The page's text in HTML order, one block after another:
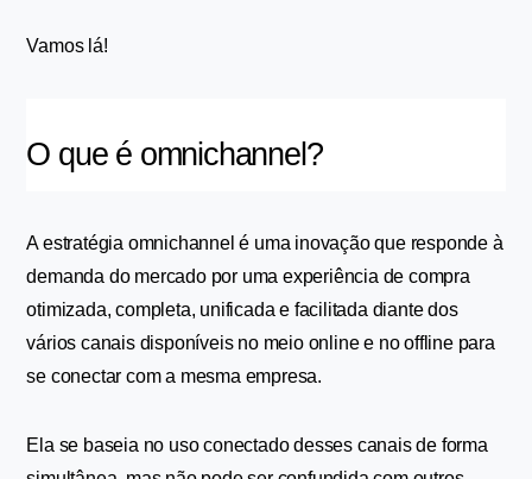
Vamos lá!
O que é omnichannel?
A estratégia omnichannel é uma inovação que responde à
demanda do mercado por uma experiência de compra
otimizada, completa, unificada e facilitada diante dos
vários canais disponíveis no meio online e no offline para
se conectar com a mesma empresa.
Ela se baseia no uso conectado desses canais de forma